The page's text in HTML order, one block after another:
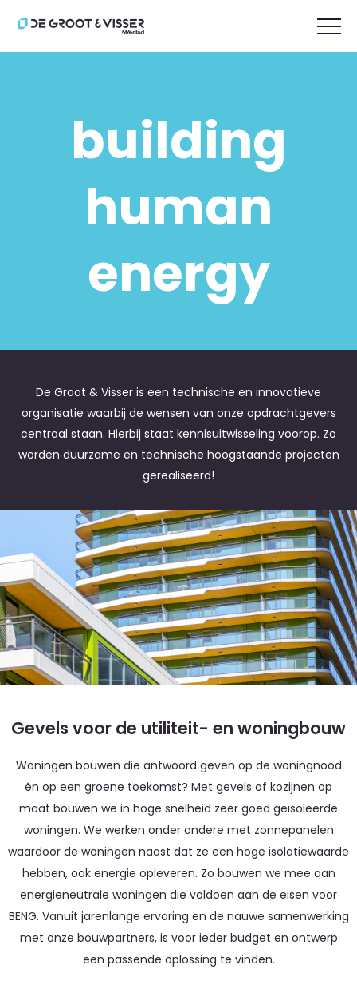
building
human
energy
De Groot & Visser is een technische en innovatieve
organisatie waarbij de wensen van onze opdrachtgevers
centraal staan. Hierbij staat kennisuitwisseling voorop. Zo
worden duurzame en technische hoogstaande projecten
gerealiseerd!
Gevels voor de utiliteit- en woningbouw
Woningen bouwen die antwoord geven op de woningnood
én op een groene toekomst? Met gevels of kozijnen op
maat bouwen we in hoge snelheid zeer goed geïsoleerde
woningen. We werken onder andere met zonnepanelen
waardoor de woningen naast dat ze een hoge isolatiewaarde
hebben, ook energie opleveren. Zo bouwen we mee aan
energieneutrale woningen die voldoen aan de eisen voor
BENG. Vanuit jarenlange ervaring en de nauwe samenwerking
met onze bouwpartners, is voor ieder budget en ontwerp
een passende oplossing te vinden.